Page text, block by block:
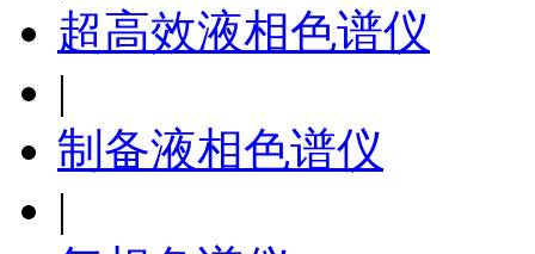
超高效液相色谱仪
|
制备液相色谱仪
|